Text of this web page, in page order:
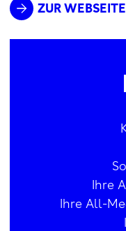
ZUR WEBSEITE
Ihre
Ihre All-